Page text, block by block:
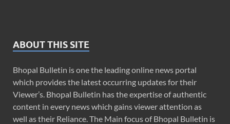
ABOUT THIS SITE
Bhopal Bulletin is one the leading online news portal
which provides the latest occurring updates for their
Viewer’s. Bhopal Bulletin has the expertise of authentic
content in every news which gains viewer attention as
well as their Reliance. The Main focus of Bhopal Bulletin is